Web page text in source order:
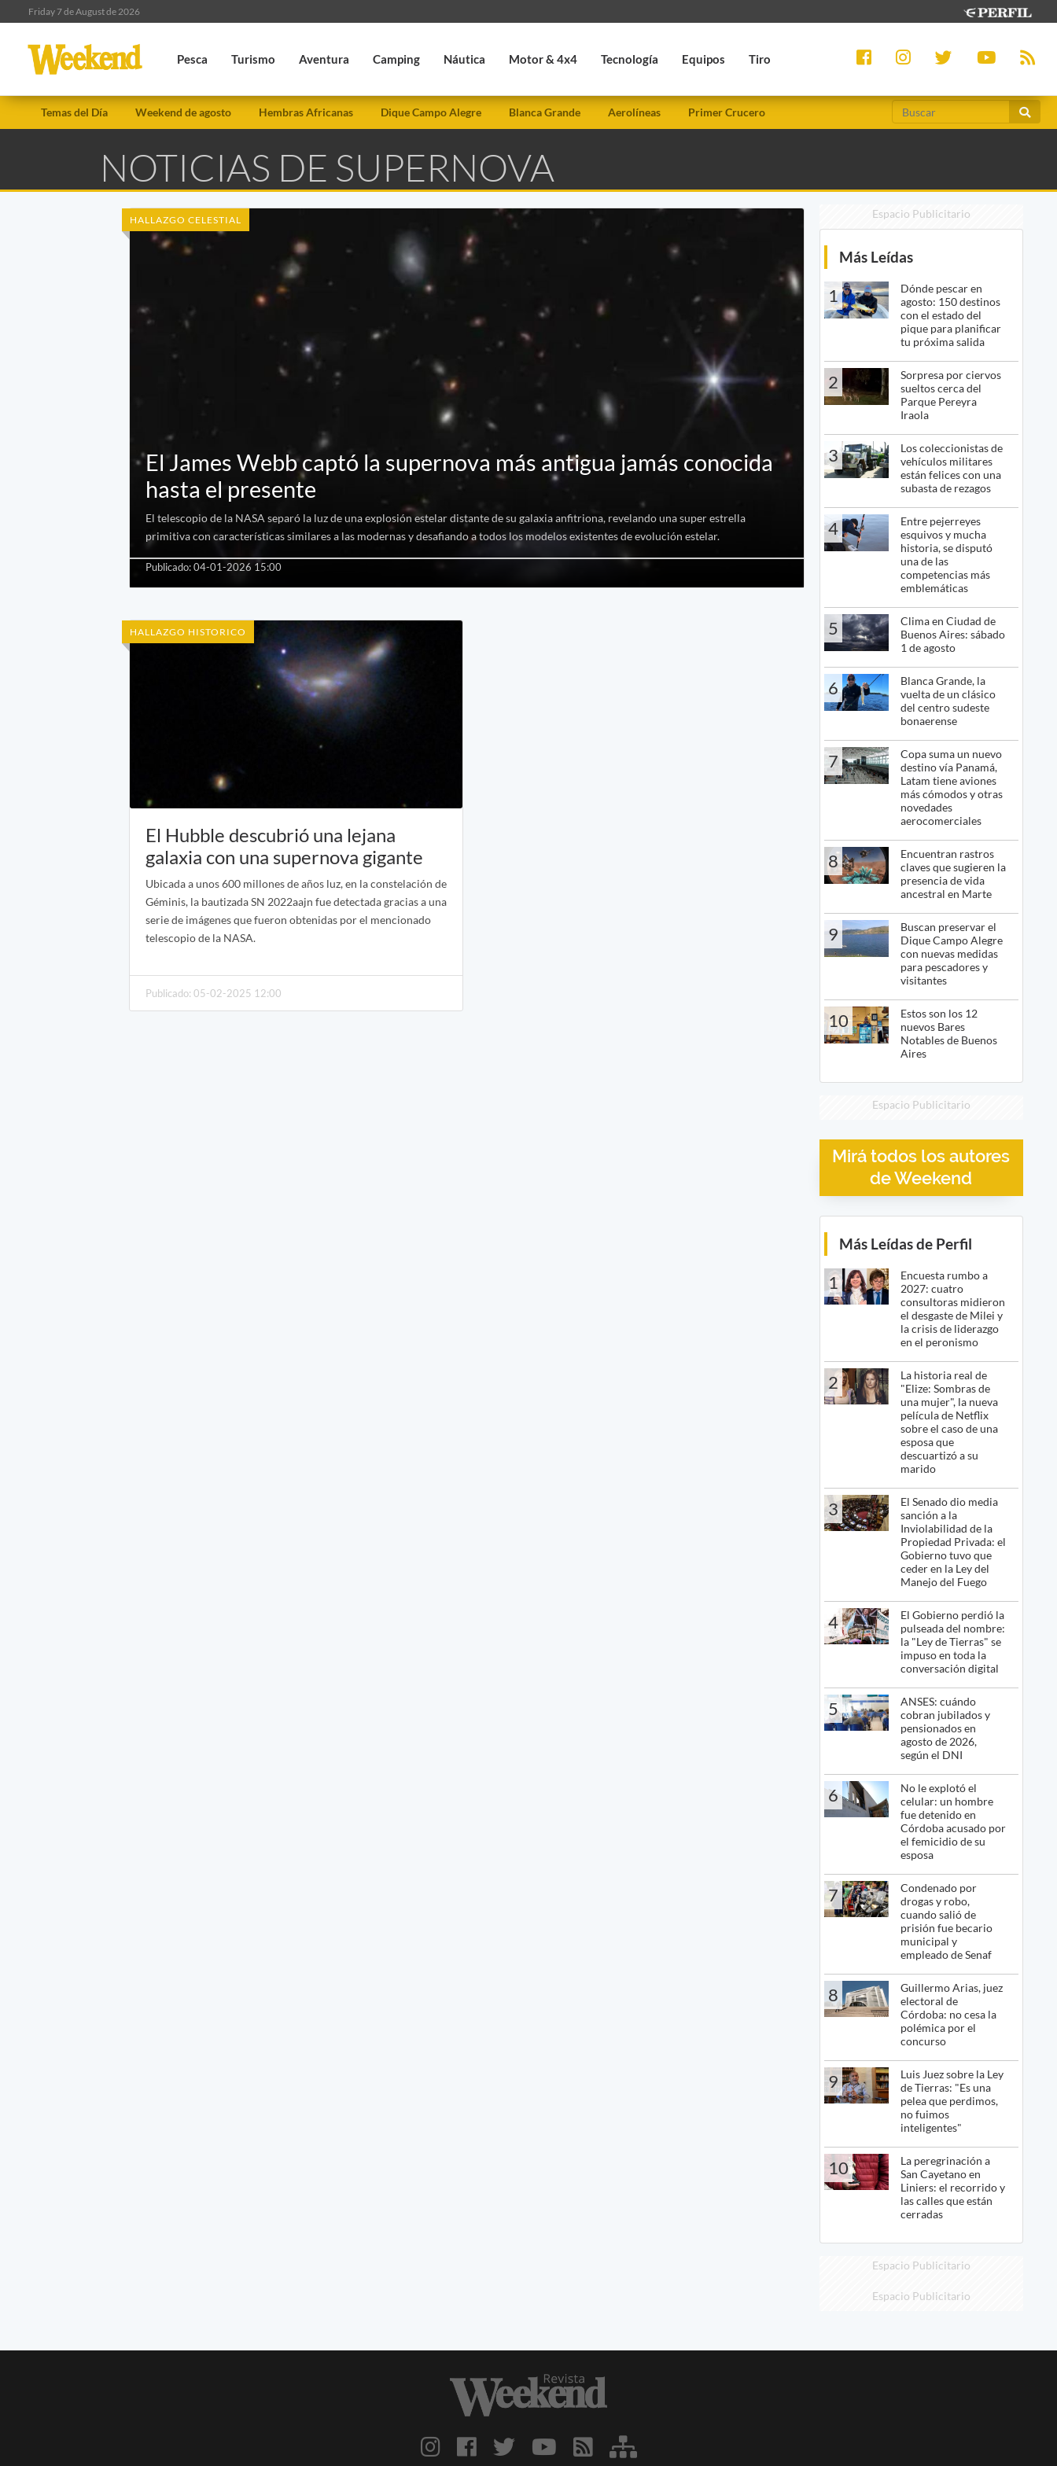
Friday 7 de August de 2026
Pesca Turismo Aventura Camping Náutica Motor & 4x4 Tecnología Equipos Tiro
Temas del Día Weekend de agosto Hembras Africanas Dique Campo Alegre Blanca Grande Aerolíneas Primer Crucero
NOTICIAS DE SUPERNOVA
HALLAZGO CELESTIAL
El James Webb captó la supernova más antigua jamás conocida
hasta el presente
El telescopio de la NASA separó la luz de una explosión estelar distante de su galaxia anfitriona, revelando una super estrella
primitiva con características similares a las modernas y desafiando a todos los modelos existentes de evolución estelar.
Publicado: 04-01-2026 15:00
HALLAZGO HISTORICO
El Hubble descubrió una lejana
galaxia con una supernova gigante
Ubicada a unos 600 millones de años luz, en la constelación de
Géminis, la bautizada SN 2022aajn fue detectada gracias a una
serie de imágenes que fueron obtenidas por el mencionado
telescopio de la NASA.
Publicado: 05-02-2025 12:00
Espacio Publicitario
Más Leídas
1
Dónde pescar en
agosto: 150 destinos
con el estado del
pique para planificar
tu próxima salida
2
Sorpresa por ciervos
sueltos cerca del
Parque Pereyra
Iraola
3
Los coleccionistas de
vehículos militares
están felices con una
subasta de rezagos
4
Entre pejerreyes
esquivos y mucha
historia, se disputó
una de las
competencias más
emblemáticas
5
Clima en Ciudad de
Buenos Aires: sábado
1 de agosto
6
Blanca Grande, la
vuelta de un clásico
del centro sudeste
bonaerense
7
Copa suma un nuevo
destino vía Panamá,
Latam tiene aviones
más cómodos y otras
novedades
aerocomerciales
8
Encuentran rastros
claves que sugieren la
presencia de vida
ancestral en Marte
9
Buscan preservar el
Dique Campo Alegre
con nuevas medidas
para pescadores y
visitantes
10
Estos son los 12
nuevos Bares
Notables de Buenos
Aires
Espacio Publicitario
Mirá todos los autores
de Weekend
Más Leídas de Perfil
1
Encuesta rumbo a
2027: cuatro
consultoras midieron
el desgaste de Milei y
la crisis de liderazgo
en el peronismo
2
La historia real de
"Elize: Sombras de
una mujer", la nueva
película de Netflix
sobre el caso de una
esposa que
descuartizó a su
marido
3
El Senado dio media
sanción a la
Inviolabilidad de la
Propiedad Privada: el
Gobierno tuvo que
ceder en la Ley del
Manejo del Fuego
4
El Gobierno perdió la
pulseada del nombre:
la "Ley de Tierras" se
impuso en toda la
conversación digital
5
ANSES: cuándo
cobran jubilados y
pensionados en
agosto de 2026,
según el DNI
6
No le explotó el
celular: un hombre
fue detenido en
Córdoba acusado por
el femicidio de su
esposa
7
Condenado por
drogas y robo,
cuando salió de
prisión fue becario
municipal y
empleado de Senaf
8
Guillermo Arias, juez
electoral de
Córdoba: no cesa la
polémica por el
concurso
9
Luis Juez sobre la Ley
de Tierras: "Es una
pelea que perdimos,
no fuimos
inteligentes"
10
La peregrinación a
San Cayetano en
Liniers: el recorrido y
las calles que están
cerradas
Espacio Publicitario
Espacio Publicitario